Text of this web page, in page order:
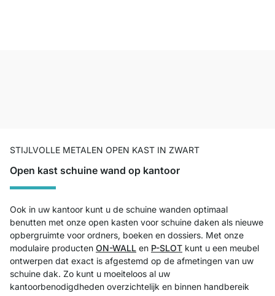
STIJLVOLLE METALEN OPEN KAST IN ZWART
Open kast schuine wand op kantoor
Ook in uw kantoor kunt u de schuine wanden optimaal
benutten met onze open kasten voor schuine daken als nieuwe
opbergruimte voor ordners, boeken en dossiers. Met onze
modulaire producten ON-WALL en P-SLOT kunt u een meubel
ontwerpen dat exact is afgestemd op de afmetingen van uw
schuine dak. Zo kunt u moeiteloos al uw
kantoorbenodigdheden overzichtelijk en binnen handbereik